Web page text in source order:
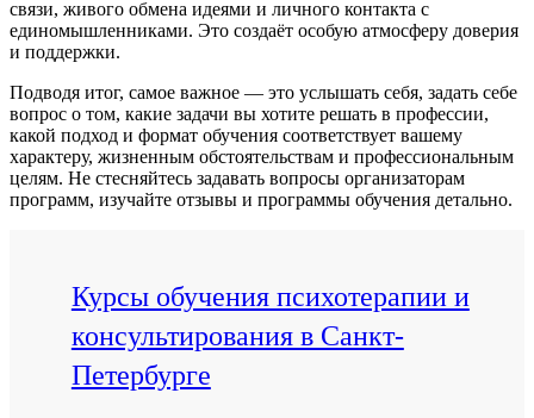
связи, живого обмена идеями и личного контакта с
единомышленниками. Это создаёт особую атмосферу доверия
и поддержки.
Подводя итог, самое важное — это услышать себя, задать себе
вопрос о том, какие задачи вы хотите решать в профессии,
какой подход и формат обучения соответствует вашему
характеру, жизненным обстоятельствам и профессиональным
целям. Не стесняйтесь задавать вопросы организаторам
программ, изучайте отзывы и программы обучения детально.
Курсы обучения психотерапии и
консультирования в Санкт-
Петербурге